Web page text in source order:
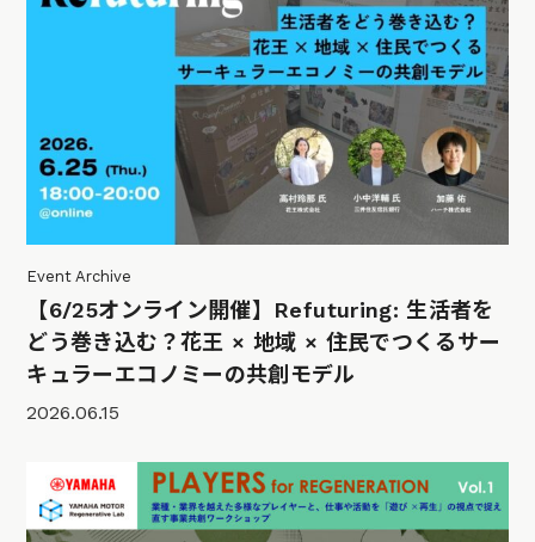
Event Archive
【6/25オンライン開催】Refuturing: 生活者を
どう巻き込む？花王 × 地域 × 住民でつくるサー
キュラーエコノミーの共創モデル
2026.06.15